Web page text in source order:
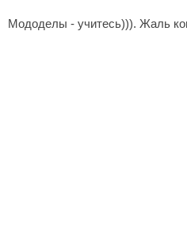
Мододелы - учитесь))). Жаль